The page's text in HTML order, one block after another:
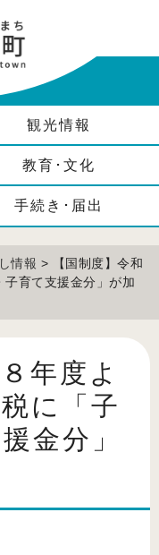
観光情報
教育･文化
手続き･届出
情報 > 【国制度】令和
子育て支援金分」が加
年度よ
に「子
金分」